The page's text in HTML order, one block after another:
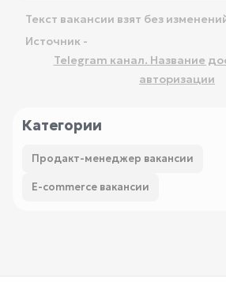
Текст вакансии взят без
Источник -
Telegram канал. Название
авторизации
Категории
Продакт-менеджер вакансии
E-commerce вакансии